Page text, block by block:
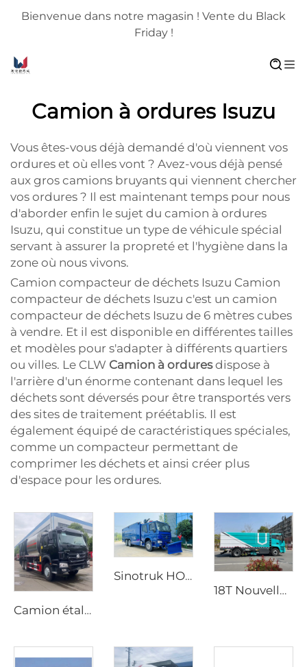
Bienvenue dans notre magasin ! Vente du Black
Friday !
Camion à ordures Isuzu
Vous êtes-vous déjà demandé d'où viennent vos
ordures et où elles vont ? Avez-vous déjà pensé
aux gros camions bruyants qui viennent chercher
vos ordures ? Il est maintenant temps pour nous
d'aborder enfin le sujet du camion à ordures
Isuzu, qui constitue un type de véhicule spécial
servant à assurer la propreté et l'hygiène dans la
zone où nous vivons.
Camion compacteur de déchets Isuzu Camion
compacteur de déchets Isuzu c'est un camion
compacteur de déchets Isuzu de 6 mètres cubes
à vendre. Et il est disponible en différentes tailles
et modèles pour s'adapter à différents quartiers
ou villes. Le CLW Camion à orduresdispose à
l'arrière d'un énorme contenant dans lequel les
déchets sont déversés pour être transportés vers
des sites de traitement préétablis. Il est
également équipé de caractéristiques spéciales,
comme un compacteur permettant de
comprimer les déchets et ainsi créer plus
d'espace pour les ordures.
Camion étaleur de gravier synchronisé HOWO neuf, transmission manuelle, moteur diesel, prix du fabricant
Sinotruk HOWO 6X4 Nouveau Bon Marché Véhicule de Lutte contre les Incendies à Mousse Haute Pression Haute Qualité
18T Nouvelle Énergie Haute Performance Balayeuse Électrique Durable Camion Balayeuse Électrique pour Lavage et Balayage